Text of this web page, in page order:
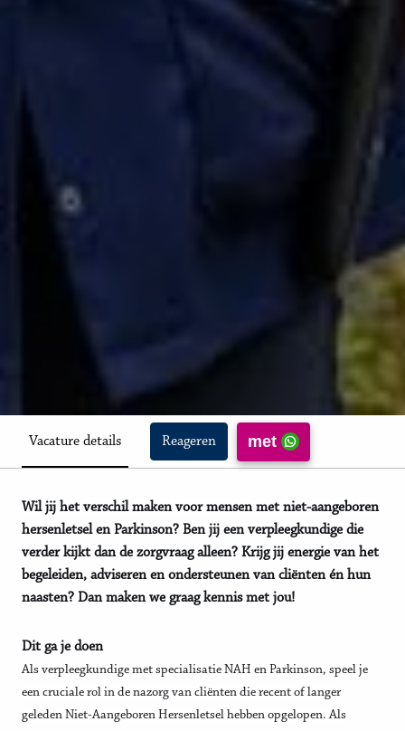
Vacature details Reageren met
Wil jij het verschil maken voor mensen met niet-aangeboren
hersenletsel en Parkinson? Ben jij een verpleegkundige die
verder kijkt dan de zorgvraag alleen? Krijg jij energie van het
begeleiden, adviseren en ondersteunen van cliënten én hun
naasten? Dan maken we graag kennis met jou!
Dit ga je doen
Als verpleegkundige met specialisatie NAH en Parkinson, speel je
een cruciale rol in de nazorg van cliënten die recent of langer
geleden Niet-Aangeboren Hersenletsel hebben opgelopen. Als